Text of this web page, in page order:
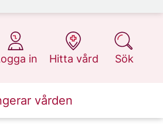
in
1177.se
Hitta vård
på 1177.se
Sök
på 1177.se
vården